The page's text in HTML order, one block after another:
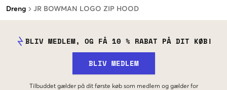
Dreng JR BOWMAN LOGO ZIP HOOD
BLIV MEDLEM, OG FÅ 10 % RABAT PÅ DIT KØB!
BLIV MEDLEM
Tilbuddet gælder på dit første køb som medlem og gælder for